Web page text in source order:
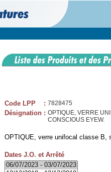
Code LPP : 7828475
Désignation : OPTIQUE, VERRE
CONSCIOUS EYEW.
OPTIQUE, verre unifocal classe B,
Dates J.O. et Arrêté